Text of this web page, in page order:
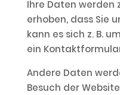
Ihre Daten werden
erhoben, dass Sie
kann es sich z. B.
ein
Andere Daten
Besuch der